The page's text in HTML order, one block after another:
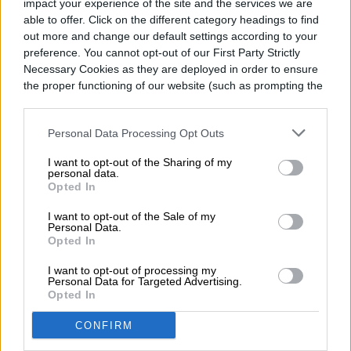
impact your experience of the site and the services we are
able to offer. Click on the different category headings to find
out more and change our default settings according to your
preference. You cannot opt-out of our First Party Strictly
Necessary Cookies as they are deployed in order to ensure
the proper functioning of our website (such as prompting the
Personal Data Processing Opt Outs
I want to opt-out of the Sharing of my
personal data.
Opted In
I want to opt-out of the Sale of my
Personal Data.
Opted In
I want to opt-out of processing my
Personal Data for Targeted Advertising.
Opted In
CONFIRM
Las baterías removibles
están de regreso en los
teléfonos ¿es bueno o
malo?